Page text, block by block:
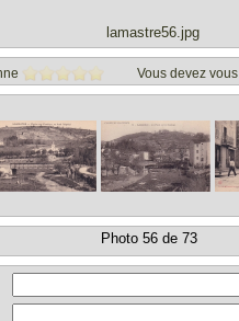
lamastre56.jpg
Vous devez vous
Photo 56 de 73